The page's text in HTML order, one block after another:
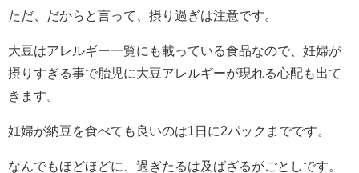
ただ、だからと言って、摂り過ぎは注意です。
大豆はアレルギー一覧にも載っている食品なので、妊婦が
摂りすぎる事で胎児に大豆アレルギーが現れる心配も出て
きます。
妊婦が納豆を食べても良いのは1日に2パックまでです。
なんでもほどほどに、過ぎたるは及ばざるがごとしです。